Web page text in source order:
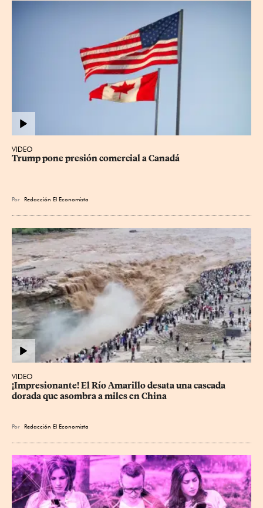
VIDEO
Trump pone presión comercial a Canadá
Por Redacción El Economista
VIDEO
¡Impresionante! El Río Amarillo desata una cascada
dorada que asombra a miles en China
Por Redacción El Economista